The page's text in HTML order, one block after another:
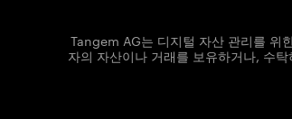
Tangem AG는 디지털 자산 관리를 위
자의 자산이나 거래를 보유하거나, 수